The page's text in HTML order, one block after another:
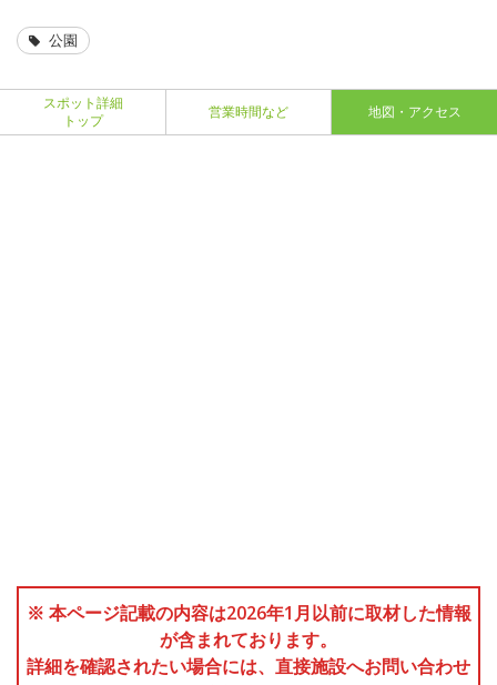
公園
スポット詳細
トップ
営業時間など 地図・アクセス
※ 本ページ記載の内容は2026年1月以前に取材した情報
が含まれております。
詳細を確認されたい場合には、直接施設へお問い合わせ